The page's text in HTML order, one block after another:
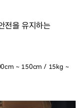
전을 유지하는
~ 150cm / 15kg ~